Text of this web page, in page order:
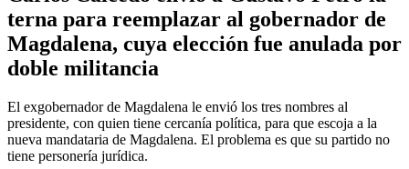
terna para reemplazar al gobernador de
Magdalena, cuya elección fue anulada por
doble militancia
El exgobernador de Magdalena le envió los tres nombres al
presidente, con quien tiene cercanía política, para que escoja a la
nueva mandataria de Magdalena. El problema es que su partido no
tiene personería jurídica.